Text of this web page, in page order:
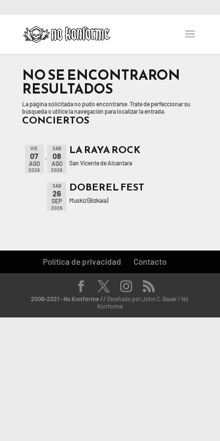
NO SE ENCONTRARON
RESULTADOS
La página solicitada no pudo encontrarse. Trate de perfeccionar su
búsqueda o utilice la navegación para localizar la entrada.
CONCIERTOS
VIE
07
AGO
2026
SÁB
08
AGO
2026
LA RAYA ROCK
San Vicente de Alcantara
SÁB
26
SEP
2026
DOBEREL FEST
Muskiz (Bizkaia)
Política de privacidad Contacto
2006-2021 - No Konforme // Diseñado por John C. Bauer / No
Konforme